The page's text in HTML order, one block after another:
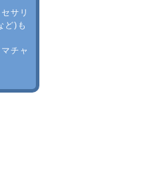
サリ
ど)も
チャ